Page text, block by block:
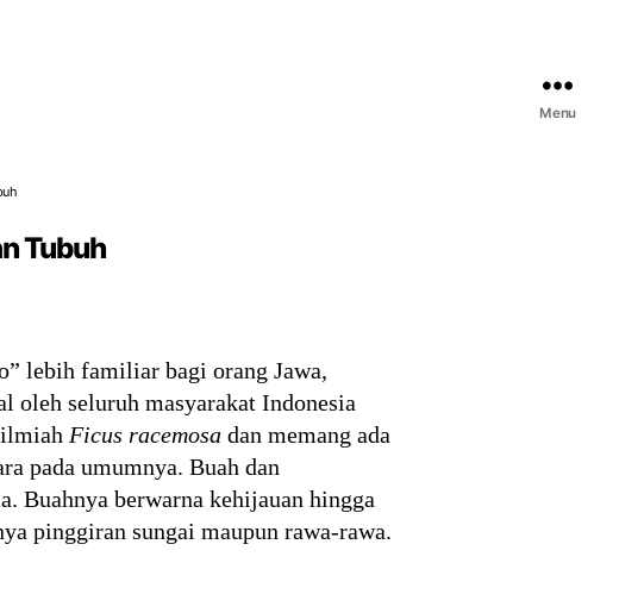
Menu
Tubuh
lebih familiar bagi orang Jawa,
oleh seluruh masyarakat Indonesia
Ficus racemosa dan memang ada
pada umumnya. Buah dan
Buahnya berwarna kehijauan hingga
pinggiran sungai maupun rawa-rawa.